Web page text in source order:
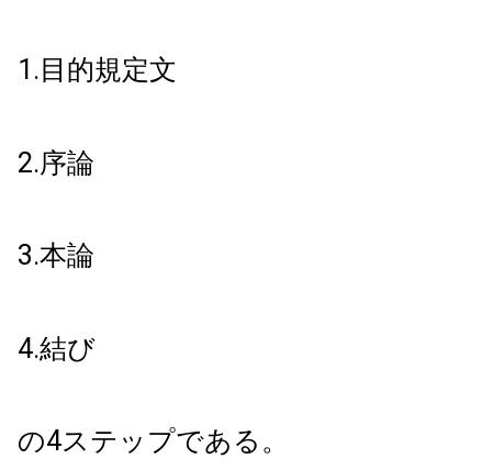
1.目的規定文
2.序論
3.本論
4.結び
の4ステップである。